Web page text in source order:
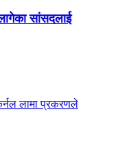
लागेका सांसदलाई